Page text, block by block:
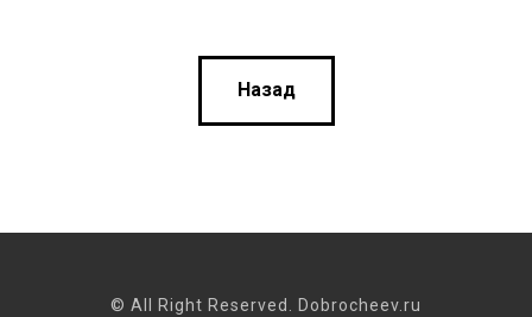
Назад
© All Right Reserved. Dobrocheev.ru